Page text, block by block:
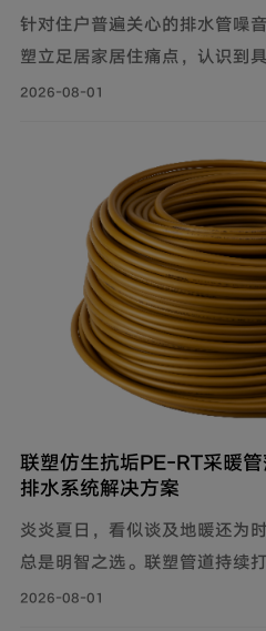
针对住户普遍关心的排水管噪
塑立足居家居住痛点，认识到
统，能有效降低水流传递的给
者带来福音。
2026-08-01
联塑仿生抗垢PE‑RT采暖
排水系统解决方案
炎炎夏日，看似谈及地暖还为
总是明智之选。联塑管道持续
案，推出仿生抗垢系列家装
2026-08-01